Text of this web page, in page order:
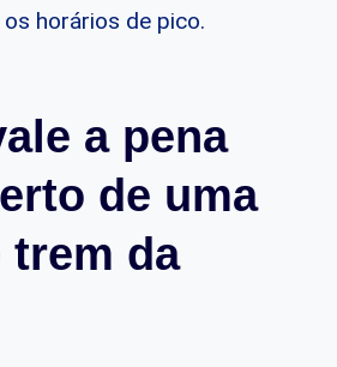
horários de pico.
a pena
de uma
trem da